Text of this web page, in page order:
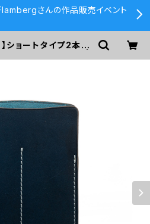
さんの作品販売イベント
】ショートタイプ2本差